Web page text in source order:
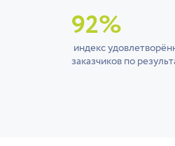
92%
индекс
заказчиков по